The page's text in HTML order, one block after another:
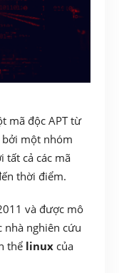
mã độc APT từ
bởi một nhóm
tất cả các mã
thời điểm.
và được mô
nhà nghiên cứu
thể linux của